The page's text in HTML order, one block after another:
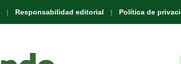
Responsabilidad editorial Política de